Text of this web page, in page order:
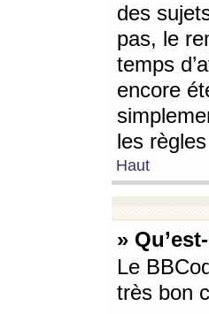
des
pas, le
temps
encore
les
Haut
»
Le
très bon